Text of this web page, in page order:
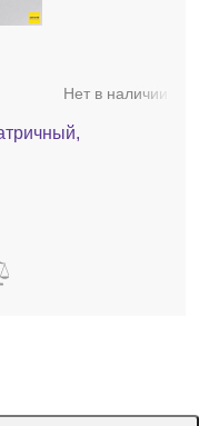
Нет в наличии